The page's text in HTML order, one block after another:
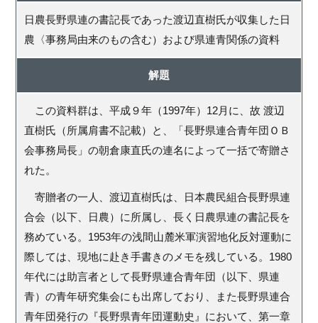
日農長野県連の書記長であった渡辺直樹氏が収集した日
農〈事務局由来のもの含む）および県連青関係の資料
解題
この資料群は、平成９年（1997年）12月に、故 渡辺
直樹氏（所属肩書不記載）と、「長野県連合青年団ＯＢ
会事務局長」の朝倉康直氏の連名によって一括で寄贈さ
れた。
寄贈者の一人、渡辺直樹氏は、日本農民組合長野県連
合会（以下、日農）に所属し、長く日農県連の書記長を
務めている。 1953年の浅間山麓米軍演習地化反対運動に
際しては、現地に赴き手書きのメモを残している。 1980
年代には助言者として長野県連合青年団（以下、県連
青）の青年研究集会にも出席しており、また長野県連合
青年団発行の『長野県青年団運動史』において、第一章